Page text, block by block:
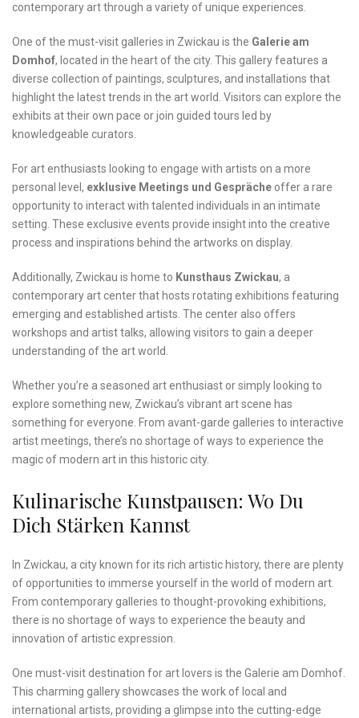
contemporary art through a variety of unique experiences.
One‍ of the must-visit galleries in ⁤Zwickau is the Galerie⁣ am
⁣Domhof, located in the heart of ⁢the city.‌ This gallery features a
diverse ⁣collection of paintings,⁣ sculptures, and ‍installations that
⁤highlight ‌the latest trends ⁢in the art world. Visitors can explore ‌the
exhibits​ at their own pace or join ⁢guided tours led by
knowledgeable curators.
For ​art‌ enthusiasts looking to engage with artists on a more
personal level, exklusive Meetings und‌ Gespräche offer a ⁤rare
opportunity to⁢ interact with⁢ talented individuals in ‌an intimate
setting. These exclusive⁣ events provide insight into⁤ the creative
‌process and ​inspirations behind ‌the artworks on display.
Additionally, Zwickau is home to Kunsthaus Zwickau, a
contemporary art center that⁤ hosts rotating exhibitions featuring
emerging and ⁤established artists. The‍ center also offers
workshops and artist⁣ talks, allowing⁣ visitors to gain a deeper
understanding of‌ the art ⁤world.
Whether you’re a seasoned art enthusiast or simply ⁢looking to
explore‍ something new, ⁤Zwickau’s vibrant art‌ scene has
something for everyone. From avant-garde galleries to interactive
artist meetings, there’s no shortage of​ ways to experience the
magic of modern art in this ⁤historic city.
Kulinarische Kunstpausen: Wo Du
Dich Stärken ‌kannst
In Zwickau,‍ a city ⁢known for its rich artistic history, there are plenty
of ​opportunities⁣ to ⁤immerse yourself in the⁤ world of modern art.
From​ contemporary galleries to⁤ thought-provoking exhibitions,
⁢there is no shortage of ways⁤ to ⁢experience the beauty and
innovation‌ of artistic expression.
One must-visit destination for art lovers ‍is the Galerie am Domhof.
This charming gallery showcases the work of ‍local and
international ⁤artists, providing a glimpse into the cutting-edge